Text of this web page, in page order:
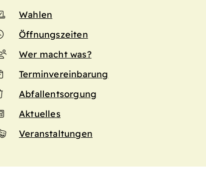
Wahlen
Öffnungszeiten
Wer macht was?
Terminvereinbarung
Abfallentsorgung
Aktuelles
Veranstaltungen